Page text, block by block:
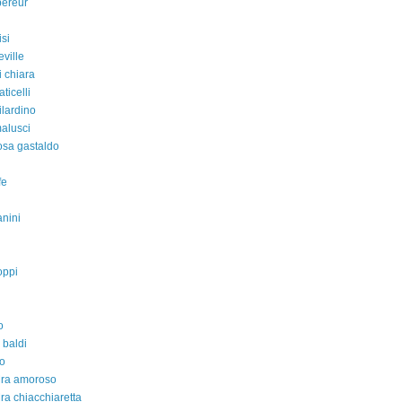
chiara
gastaldo
baldi
amoroso
chiacchiaretta